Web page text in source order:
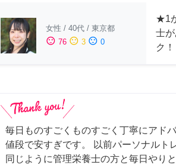
女性 / 40代 / 東京都
sentiment_satisfied 76 sentiment_neutral 3 sentiment_dissatisfied 0
★1
士
ク！
毎日ものすごくものすごく丁寧にアド
値段で安すぎです。 以前パーソナルト
同じように管理栄養士の方と毎日やり